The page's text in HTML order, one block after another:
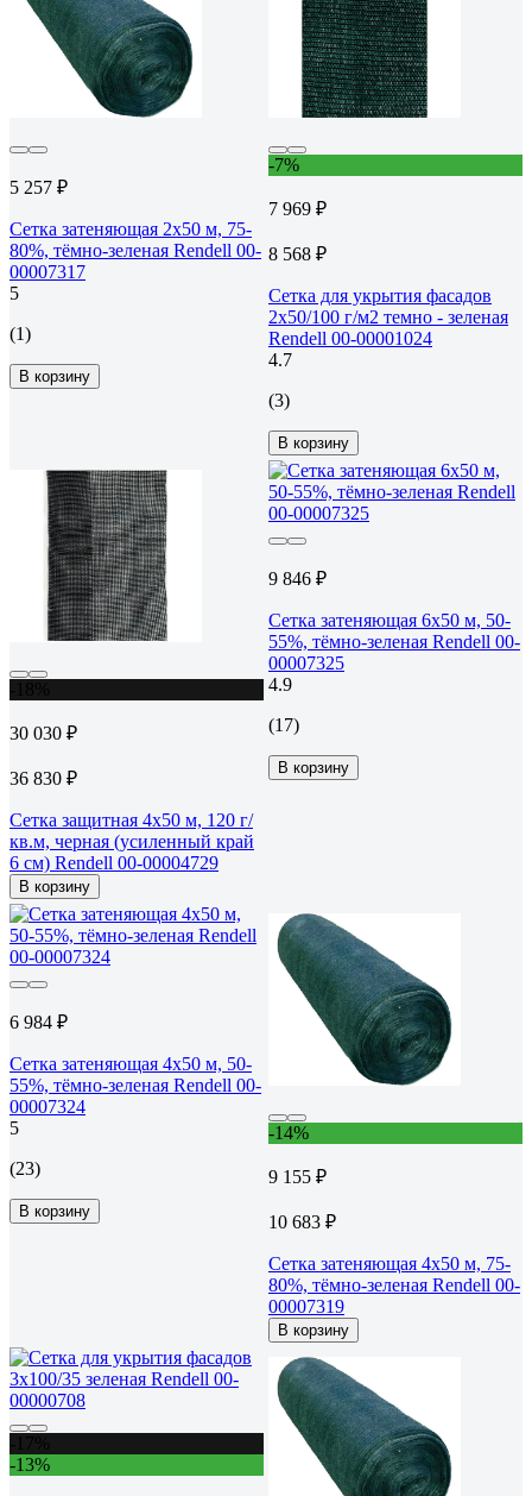
5 257 ₽
Сетка затеняющая 2x50 м, 75-
80%, тёмно-зеленая Rendell 00-
00007317
5
(1)
В корзину
-7%
7 969 ₽
8 568 ₽
Сетка для укрытия фасадов
2х50/100 г/м2 темно - зеленая
Rendell 00-00001024
4.7
(3)
В корзину
30 030 ₽
36 830 ₽
Сетка защитная 4x50 м, 120 г/
кв.м, черная (усиленный край
6 см) Rendell 00-00004729
В корзину
9 846 ₽
Сетка затеняющая 6x50 м, 50-
55%, тёмно-зеленая Rendell 00-
00007325
4.9
(17)
В корзину
6 984 ₽
Сетка затеняющая 4x50 м, 50-
55%, тёмно-зеленая Rendell 00-
00007324
5
(23)
В корзину
-14%
9 155 ₽
10 683 ₽
Сетка затеняющая 4x50 м, 75-
80%, тёмно-зеленая Rendell 00-
00007319
В корзину
-13%